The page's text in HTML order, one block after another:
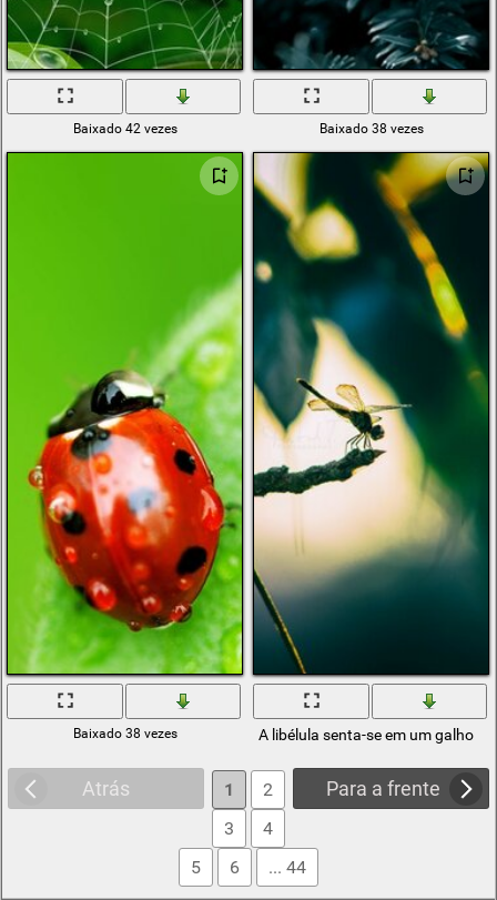
Baixado 42 vezes Baixado 38 vezes
Baixado 38 vezes A libélula senta-se em um galho
Atrás Para a frente
1
2
3
4
5
6 ... 44